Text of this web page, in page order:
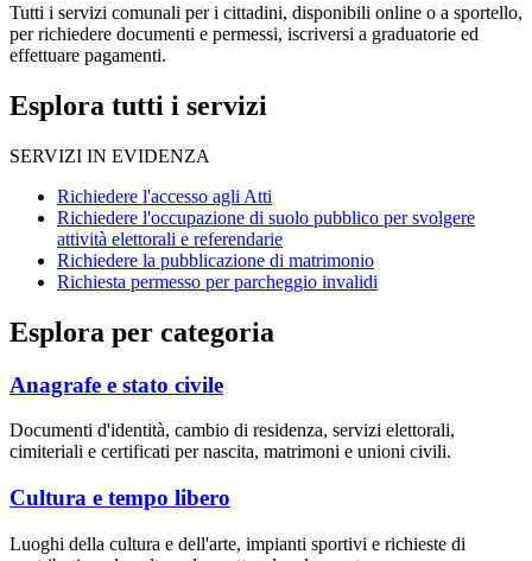
Tutti i servizi comunali per i cittadini, disponibili online o a sportello,
per richiedere documenti e permessi, iscriversi a graduatorie ed
effettuare pagamenti.
Esplora tutti i servizi
SERVIZI IN EVIDENZA
Richiedere l'accesso agli Atti
Richiedere l'occupazione di suolo pubblico per svolgere
attività elettorali e referendarie
Richiedere la pubblicazione di matrimonio
Richiesta permesso per parcheggio invalidi
Esplora per categoria
Anagrafe e stato civile
Documenti d'identità, cambio di residenza, servizi elettorali,
cimiteriali e certificati per nascita, matrimoni e unioni civili.
Cultura e tempo libero
Luoghi della cultura e dell'arte, impianti sportivi e richieste di